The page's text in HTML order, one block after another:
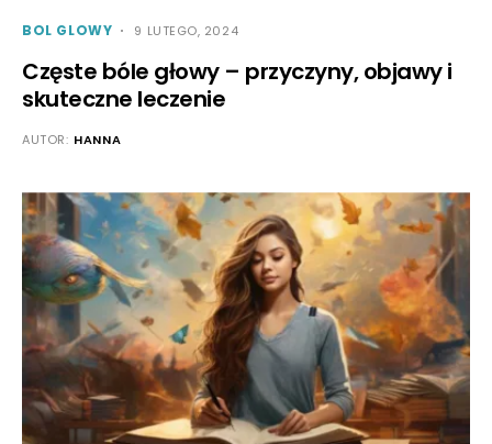
BOL GLOWY 9 LUTEGO, 2024
Częste bóle głowy – przyczyny, objawy i
skuteczne leczenie
AUTOR: HANNA